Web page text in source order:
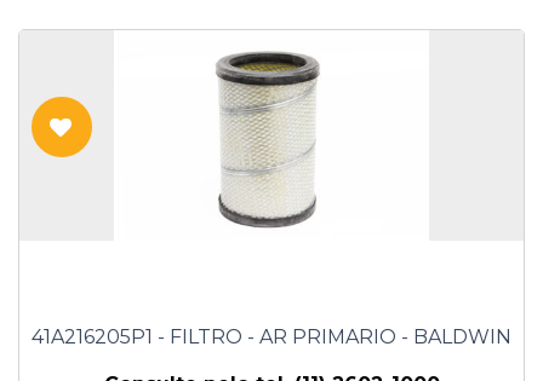
41A216205P1 - FILTRO - AR PRIMARIO - BALDWIN